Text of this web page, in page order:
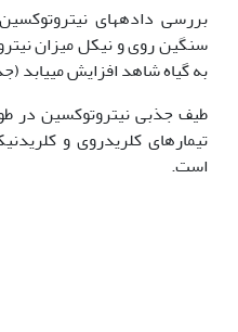
بررسی داده‏های
سنگین روی و نیکل میزان
به گیاه شاهد افزایش می‏یابد
است.